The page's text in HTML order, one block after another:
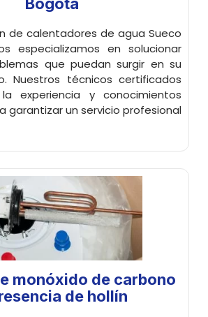
de calentadores de agua Sueco
especializamos en solucionar
que puedan surgir en su
Nuestros técnicos certificados
experiencia y conocimientos
garantizar un servicio profesional
monóxido de carbono
de hollín